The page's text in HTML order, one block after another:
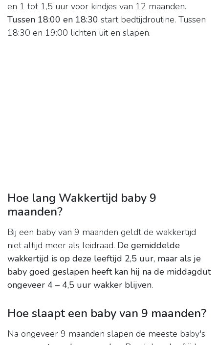
en 1 tot 1,5 uur voor kindjes van 12 maanden.
Tussen 18:00 en 18:30 start bedtijdroutine. Tussen
18:30 en 19:00 lichten uit en slapen.
Hoe lang Wakkertijd baby 9
maanden?
Bij een baby van 9 maanden geldt de wakkertijd
niet altijd meer als leidraad. De gemiddelde
wakkertijd is op deze leeftijd 2,5 uur, maar als je
baby goed geslapen heeft kan hij na de middagdut
ongeveer 4 – 4,5 uur wakker blijven.
Hoe slaapt een baby van 9 maanden?
Na ongeveer 9 maanden slapen de meeste baby's